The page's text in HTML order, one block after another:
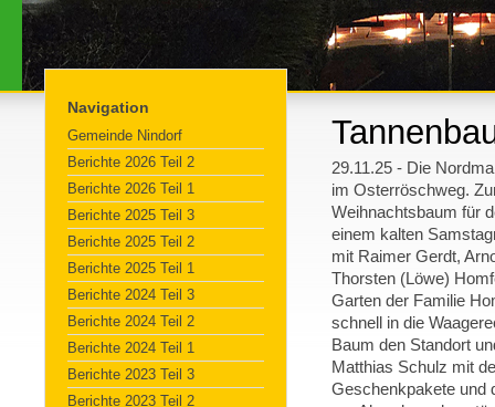
Navigation
Gemeinde Nindorf
Berichte 2026 Teil 2
Berichte 2026 Teil 1
Berichte 2025 Teil 3
Berichte 2025 Teil 2
Berichte 2025 Teil 1
Berichte 2024 Teil 3
Berichte 2024 Teil 2
Berichte 2024 Teil 1
Berichte 2023 Teil 3
Berichte 2023 Teil 2
29.11.25 - Die
im Osterröschweg.
Weihnachtsbaum für
einem kalten
mit Raimer Gerdt,
Thorsten (Löwe)
Garten der Familie
schnell in die
Baum den Standort
Matthias Schulz mit
Geschenkpakete und